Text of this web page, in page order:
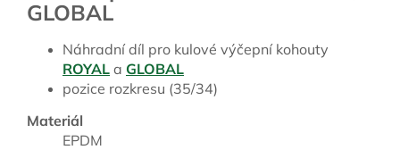
GLOBAL
Náhradní díl pro kulové výčepní kohouty
ROYAL a GLOBAL
pozice rozkresu (35/34)
Materiál
EPDM